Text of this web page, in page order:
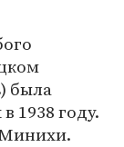
была
1938 году.